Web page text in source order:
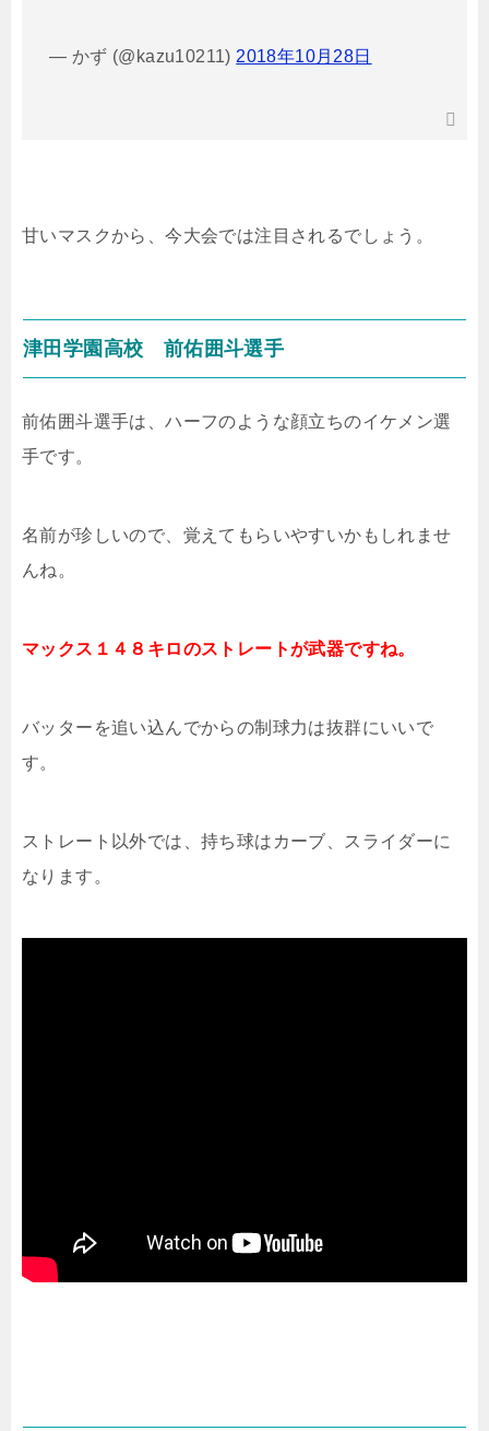
— かず (@kazu10211) 2018年10月28日
甘いマスクから、今大会では注目されるでしょう。
津田学園高校 前佑囲斗選手
前佑囲斗選手は、ハーフのような顔立ちのイケメン選
手です。
名前が珍しいので、覚えてもらいやすいかもしれませ
んね。
マックス１４８キロのストレートが武器ですね。
バッターを追い込んでからの制球力は抜群にいいで
す。
ストレート以外では、持ち球はカーブ、スライダーに
なります。